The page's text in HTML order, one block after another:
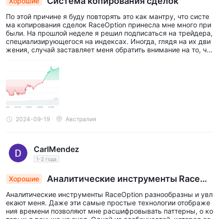
загрузки.
Пополните свой счет:Race Option предлагает
различные способы пополнения, включая банковские
кошельки. Выберите предпочтительный метод и следуйте
инструкциям, чтобы завершить пополнение.
Подтвердите свою учетную запись:
вашей учетной записи вам потребуется подтвердить свою
личность и адрес. Обычно это включает в себя
удостоверения личности и доказательства адреса.
Начните торговлю:
начать совершать сделки.
Торговая платформа
Торговая платформа, предлагаемая Race Option, имеет
По этой причине я буду повторять это как мантру, что систе
ма копирования сделок RaceOption принесла мне много при
были. На прошлой неделе я решил подписаться на трейдера,
специализирующегося на индексах. Иногда, глядя на их дви
жения, случай заставляет меня обратить внимание на то, чт
можно сравнить с наличием тренера или индивидуального о
бучения на платформе. Помимо дружественного интерфейса
с пользователем, это заставляет меня чувствовать, что сего
дня я развиваю свои навыки торговли. Я не сомневаюсь, что
они открыли мне глаза на рынки во многих отношениях и рек
омендовал бы их всем.
2024-09-19 Австралия
CarlMendez
1-2 года
Хорошие
Аналитические инструменты RaceOp
tion разнообразны и могут
Аналитические инструменты RaceOption разнообразны и увл
екают меня. Даже эти самые простые технологии отображе
ния времени позволяют мне расшифровывать паттерны, о ко